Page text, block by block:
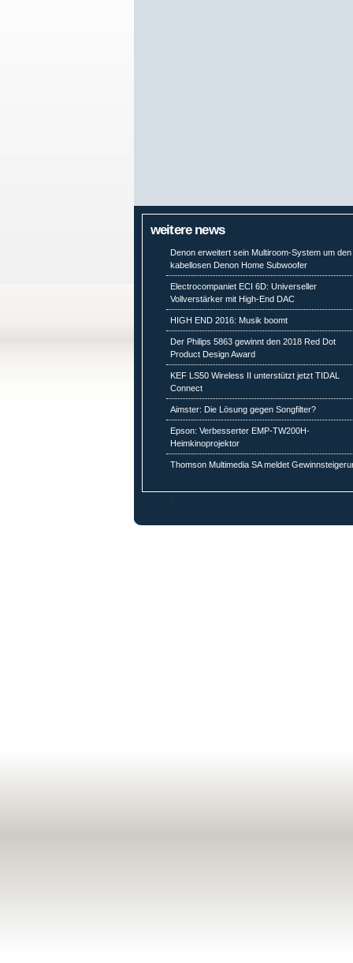
weitere news
Denon erweitert sein Multiroom-System um den
kabellosen Denon Home Subwoofer
Electrocompaniet ECI 6D: Universeller
Vollverstärker mit High-End DAC
HIGH END 2016: Musik boomt
Der Philips 5863 gewinnt den 2018 Red Dot
Product Design Award
KEF LS50 Wireless II unterstützt jetzt TIDAL
Connect
Aimster: Die Lösung gegen Songfilter?
Epson: Verbesserter EMP-TW200H-
Heimkinoprojektor
Thomson Multimedia SA meldet